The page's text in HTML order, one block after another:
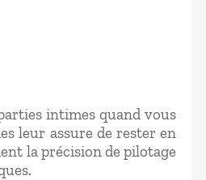
intimes quand vous
leur assure de rester en
la précision de pilotage